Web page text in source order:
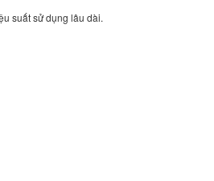
Latitude 14 5490
suất sử dụng lâu dài.